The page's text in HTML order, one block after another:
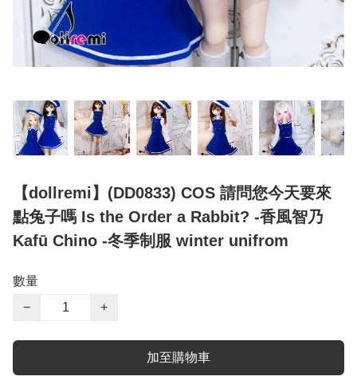
【dollremi】(DD0833) COS 請問您今天要來
點兔子嗎 Is the Order a Rabbit? -香風智乃
Kafū Chino -冬季制服 winter unifrom
數量
−
+
加至購物車